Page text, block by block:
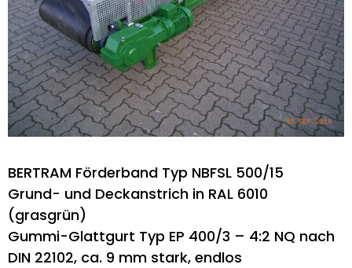
BERTRAM Förderband Typ NBFSL 500/15
Grund- und Deckanstrich in RAL 6010
(grasgrün)
Gummi-Glattgurt Typ EP 400/3 – 4:2 NQ nach
DIN 22102, ca. 9 mm stark, endlos